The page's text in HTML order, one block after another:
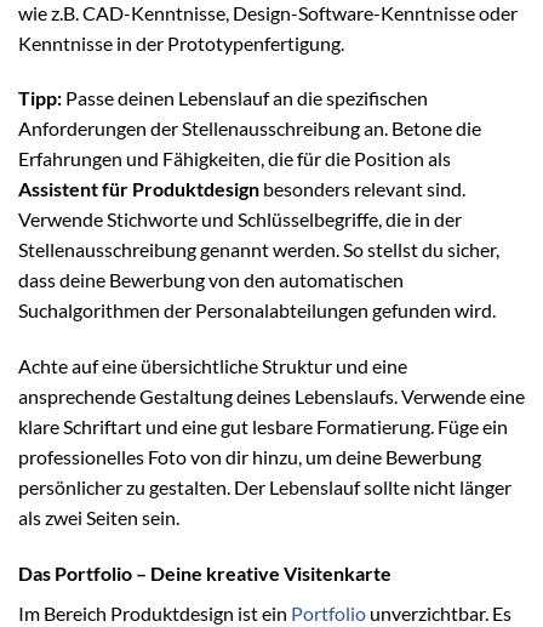
wie z.B. CAD-Kenntnisse, Design-Software-Kenntnisse oder
Kenntnisse in der Prototypenfertigung.
Tipp: Passe deinen Lebenslauf an die spezifischen
Anforderungen der Stellenausschreibung an. Betone die
Erfahrungen und Fähigkeiten, die für die Position als
Assistent für Produktdesign besonders relevant sind.
Verwende Stichworte und Schlüsselbegriffe, die in der
Stellenausschreibung genannt werden. So stellst du sicher,
dass deine Bewerbung von den automatischen
Suchalgorithmen der Personalabteilungen gefunden wird.
Achte auf eine übersichtliche Struktur und eine
ansprechende Gestaltung deines Lebenslaufs. Verwende eine
klare Schriftart und eine gut lesbare Formatierung. Füge ein
professionelles Foto von dir hinzu, um deine Bewerbung
persönlicher zu gestalten. Der Lebenslauf sollte nicht länger
als zwei Seiten sein.
Das Portfolio – Deine kreative Visitenkarte
Im Bereich Produktdesign ist ein Portfolio unverzichtbar. Es